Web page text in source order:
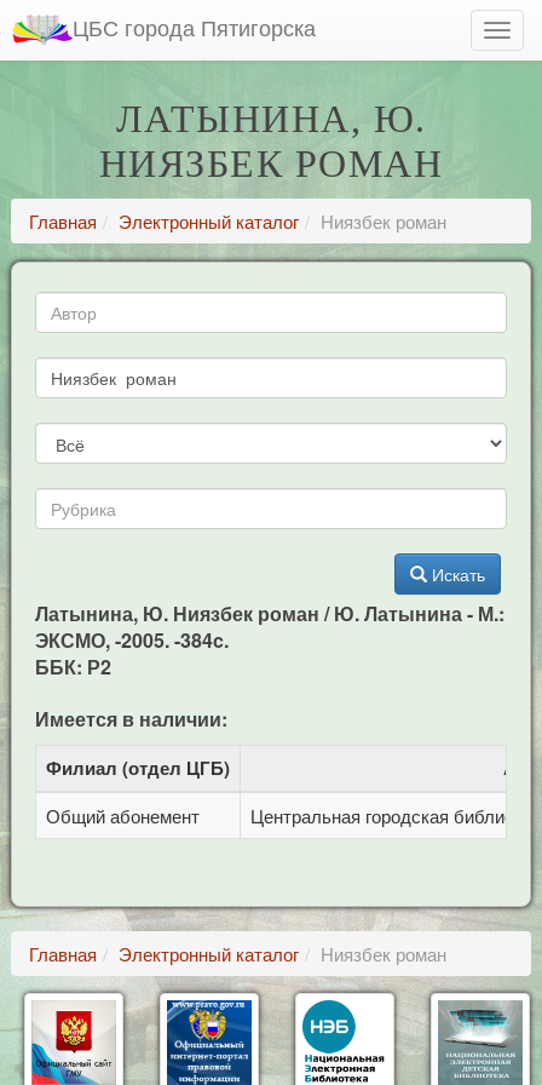
ЦБС города Пятигорска
ЛАТЫНИНА, Ю.
НИЯЗБЕК РОМАН
Главная Электронный каталог Ниязбек роман
Искать
Латынина, Ю. Ниязбек роман / Ю. Латынина - М.:
ЭКСМО, -2005. -384c.
ББК: Р2
Имеется в наличии:
Филиал (отдел ЦГБ)
Общий абонемент Центральная городская
Главная Электронный каталог Ниязбек роман